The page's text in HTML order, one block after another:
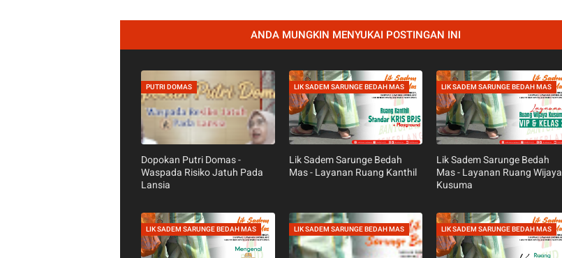
ANDA MUNGKIN MENYUKAI POSTINGAN INI
PUTRI DOMAS
Dopokan Putri Domas -
Waspada Risiko Jatuh Pada
Lansia
LIK SADEM SARUNGE BEDAH MAS
Lik Sadem Sarunge Bedah
Mas - Layanan Ruang Kanthil
LIK SADEM SARUNGE BEDAH MAS
Lik Sadem Sarunge Bedah
Mas - Layanan Ruang Wijaya
Kusuma
LIK SADEM SARUNGE BEDAH MAS LIK SADEM SARUNGE BEDAH MAS LIK SADEM SARUNGE BEDAH MAS